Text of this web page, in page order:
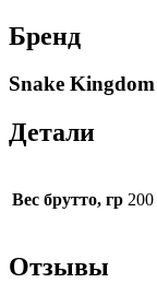
Бренд
Snake Kingdom
Детали
Вес брутто, гр 200
Отзывы